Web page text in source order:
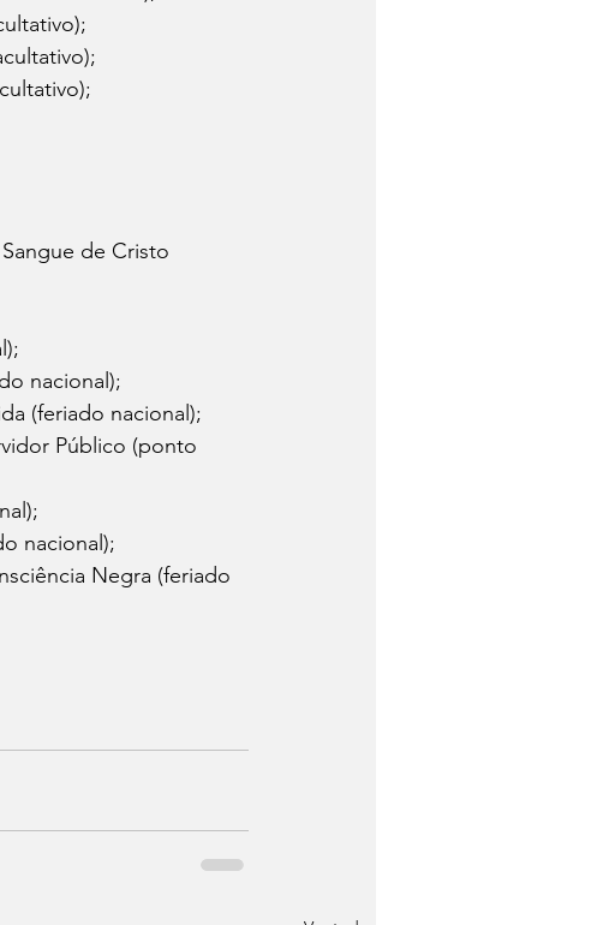
de Cristo
nacional);
(feriado nacional);
Público (ponto
nacional);
Negra (feriado